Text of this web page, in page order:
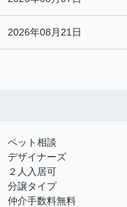
2026年08月21日
ペット相談
デザイナーズ
２人入居可
分譲タイプ
仲介手数料無料